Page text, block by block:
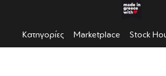
Κατηγορίες Marketplace Stock